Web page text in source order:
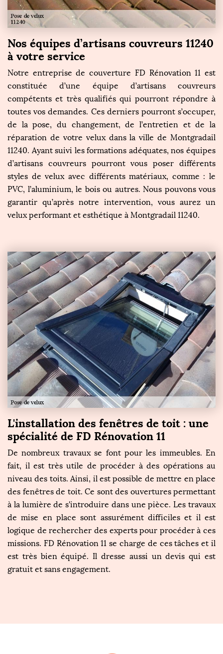
Nos équipes d’artisans couvreurs 11240
à votre service
Notre entreprise de couverture FD Rénovation 11 est
constituée d’une équipe d’artisans couvreurs
compétents et très qualifiés qui pourront répondre à
toutes vos demandes. Ces derniers pourront s’occuper,
de la pose, du changement, de l’entretien et de la
réparation de votre velux dans la ville de Montgradail
11240. Ayant suivi les formations adéquates, nos équipes
d’artisans couvreurs pourront vous poser différents
styles de velux avec différents matériaux, comme : le
PVC, l’aluminium, le bois ou autres. Nous pouvons vous
garantir qu’après notre intervention, vous aurez un
velux performant et esthétique à Montgradail 11240.
L'installation des fenêtres de toit : une
spécialité de FD Rénovation 11
De nombreux travaux se font pour les immeubles. En
fait, il est très utile de procéder à des opérations au
niveau des toits. Ainsi, il est possible de mettre en place
des fenêtres de toit. Ce sont des ouvertures permettant
à la lumière de s'introduire dans une pièce. Les travaux
de mise en place sont assurément difficiles et il est
logique de rechercher des experts pour procéder à ces
missions. FD Rénovation 11 se charge de ces tâches et il
est très bien équipé. Il dresse aussi un devis qui est
gratuit et sans engagement.